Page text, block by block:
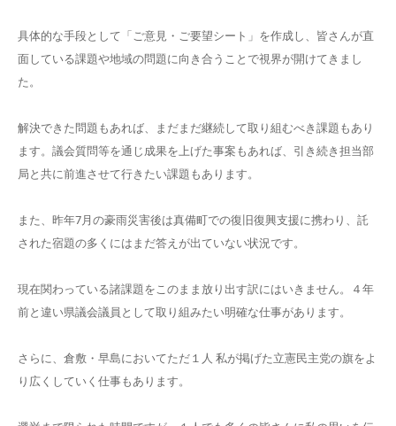
具体的な手段として「ご意見・ご要望シート」を作成し、皆さんが直
面している課題や地域の問題に向き合うことで視界が開けてきまし
た。
解決できた問題もあれば、まだまだ継続して取り組むべき課題もあり
ます。議会質問等を通じ成果を上げた事案もあれば、引き続き担当部
局と共に前進させて行きたい課題もあります。
また、昨年7月の豪雨災害後は真備町での復旧復興支援に携わり、託
された宿題の多くにはまだ答えが出ていない状況です。
現在関わっている諸課題をこのまま放り出す訳にはいきません。４年
前と違い県議会議員として取り組みたい明確な仕事があります。
さらに、倉敷・早島においてただ１人 私が掲げた立憲民主党の旗をよ
り広くしていく仕事もあります。